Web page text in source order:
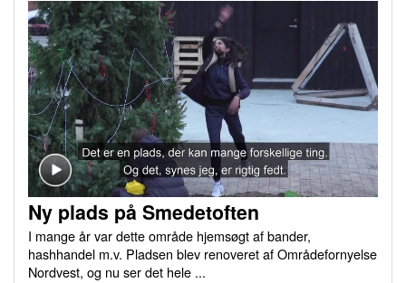
Ny plads på Smedetoften
I mange år var dette område hjemsøgt af bander,
hashhandel m.v. Pladsen blev renoveret af Områdefornyelse
Nordvest, og nu ser det hele ...